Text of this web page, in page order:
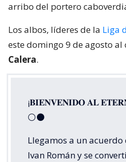
arribo del portero
Los albos, líderes de la Liga
este domingo 9 de agosto al
Calera.
¡𝐁𝐈𝐄𝐍𝐕𝐄𝐍𝐈𝐃𝐎 𝐀𝐋
⚪⚫
Llegamos a un acuerdo
Ivan Román y se